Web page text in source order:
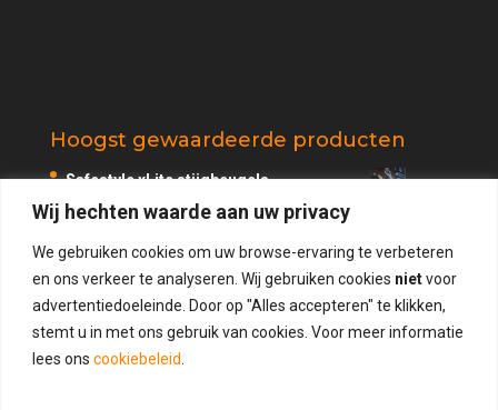
Wij hechten waarde aan uw privacy
We gebruiken cookies om uw browse-ervaring te verbeteren
en ons verkeer te analyseren. Wij gebruiken cookies nietvoor
advertentiedoeleinde. Door op "Alles accepteren" te klikken,
stemt u in met ons gebruik van cookies. Voor meer informatie
lees ons cookiebeleid
Hoogst gewaardeerde producten
Safestyle xLite stijgbeugels
€109.95
Safestyle 90 graden stijgbeugels
Beoordeling
€109.95
Bodemrubbers met kroontjes
€21.95